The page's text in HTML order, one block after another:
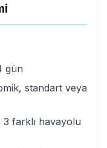
gün
standart veya
3 farklı havayolu